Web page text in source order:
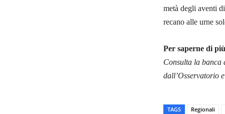
metà degli aventi
recano alle urne
Per saperne di
Consulta la banca
dall’Osservatorio
TAGS Regionali